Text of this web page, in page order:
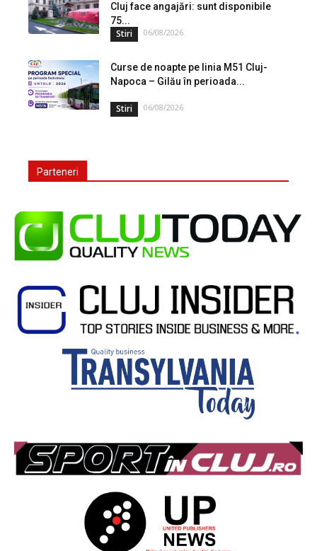
Cluj face angajări: sunt disponibile
75...
Stiri 06/08/2026
Curse de noapte pe linia M51 Cluj-
Napoca – Gilău în perioada...
Stiri 06/08/2026
Parteneri